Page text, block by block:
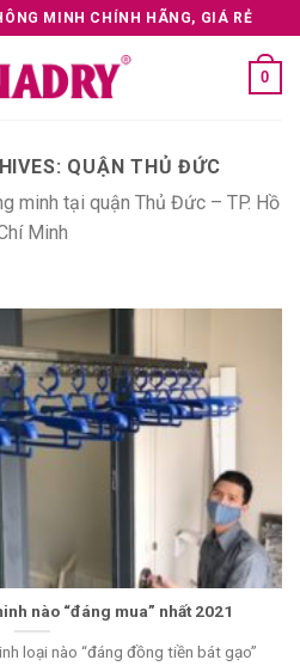
MINH CHÍNH HÃNG, GIÁ RẺ
0
QUẬN THỦ ĐỨC
minh tại quận Thủ Đức – TP. Hồ
Minh
nào “đáng mua” nhất 2021
loại nào “đáng đồng tiền bát gạo”